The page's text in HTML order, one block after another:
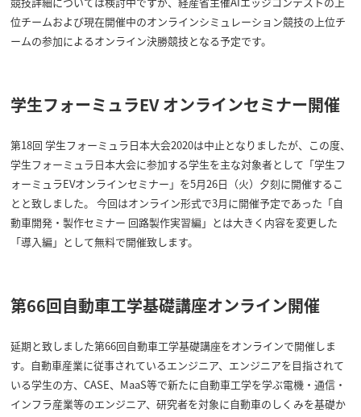
位チームおよび現在開催中のオンラインシミュレーション競技の上位チ
ームの参加によるオンライン決勝競技となる予定です。
学生フォーミュラEV オンラインセミナー開催
第18回 学生フォーミュラ日本大会2020は中止となりましたが、この度、
学生フォーミュラ日本大会に参加する学生を主な対象者として「学生フ
ォーミュラEVオンラインセミナー」を5月26日（火）夕刻に開催するこ
とと致しました。 今回はオンライン形式で3月に開催予定であった「自
動車開発・製作セミナー 回路製作実習編」とは大きく内容を変更した
「導入編」として無料で開催致します。
第66回自動車工学基礎講座オンライン開催
延期と致しました第66回自動車工学基礎講座をオンラインで開催しま
す。自動車産業に従事されているエンジニア、エンジニアを目指されて
いる学生の方、CASE、MaaS等で新たに自動車工学を学ぶ電機・通信・
インフラ産業等のエンジニア、研究者を対象に自動車のしくみを基礎か